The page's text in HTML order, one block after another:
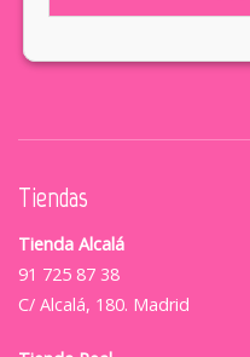
Tiendas
Tienda Alcalá
91 725 87 38
C/ Alcalá, 180. Madrid